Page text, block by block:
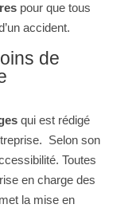
pour que tous
accident.
de
qui est rédigé
Selon son
Toutes
en charge des
la mise en